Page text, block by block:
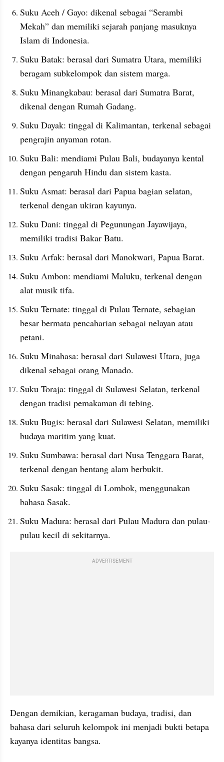
Suku Aceh / Gayo: dikenal sebagai “Serambi
Mekah” dan memiliki sejarah panjang masuknya
Islam di Indonesia.
Suku Batak: berasal dari Sumatra Utara, memiliki
beragam subkelompok dan sistem marga.
Suku Minangkabau: berasal dari Sumatra Barat,
dikenal dengan Rumah Gadang.
Suku Dayak: tinggal di Kalimantan, terkenal sebagai
pengrajin anyaman rotan.
Suku Bali: mendiami Pulau Bali, budayanya kental
dengan pengaruh Hindu dan sistem kasta.
Suku Asmat: berasal dari Papua bagian selatan,
terkenal dengan ukiran kayunya.
Suku Dani: tinggal di Pegunungan Jayawijaya,
memiliki tradisi Bakar Batu.
Suku Arfak: berasal dari Manokwari, Papua Barat.
Suku Ambon: mendiami Maluku, terkenal dengan
alat musik tifa.
Suku Ternate: tinggal di Pulau Ternate, sebagian
besar bermata pencaharian sebagai nelayan atau
petani.
Suku Minahasa: berasal dari Sulawesi Utara, juga
dikenal sebagai orang Manado.
Suku Toraja: tinggal di Sulawesi Selatan, terkenal
dengan tradisi pemakaman di tebing.
Suku Bugis: berasal dari Sulawesi Selatan, memiliki
budaya maritim yang kuat.
Suku Sumbawa: berasal dari Nusa Tenggara Barat,
terkenal dengan bentang alam berbukit.
Suku Sasak: tinggal di Lombok, menggunakan
bahasa Sasak.
Suku Madura: berasal dari Pulau Madura dan pulau-
pulau kecil di sekitarnya.
ADVERTISEMENT
Dengan demikian, keragaman budaya, tradisi, dan
bahasa dari seluruh kelompok ini menjadi bukti betapa
kayanya identitas bangsa.